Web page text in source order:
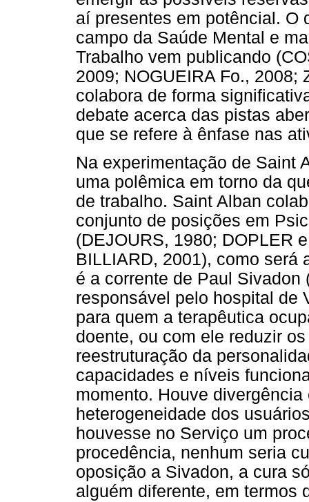
aí presentes em potêncial. O
campo da Saúde Mental e
Trabalho vem publicando
2009; NOGUEIRA Fo., 2008;
colabora de forma
debate acerca das pistas
que se refere à ênfase nas
Na experimentação de Saint
uma polêmica em torno da
de trabalho. Saint Alban
conjunto de posições em
(DEJOURS, 1980; DOPLER
BILLIARD, 2001), como será
é a corrente de Paul Sivadon
responsável pelo hospital de
para quem a terapêutica
doente, ou com ele reduzir
reestruturação da
capacidades e níveis
momento. Houve
heterogeneidade dos
houvesse no Serviço um
procedência, nenhum seria
oposição a Sivadon, a cura
alguém diferente, em termos